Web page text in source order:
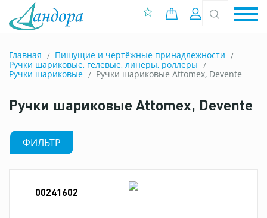
0 позиций
Вход
Главная
Пишущие и чертёжные принадлежности
Ручки шариковые, гелевые, линеры, роллеры
Ручки шариковые
Ручки шариковые Attomex, Devente
Ручки шариковые Attomex, Devente
ФИЛЬТР
00241602